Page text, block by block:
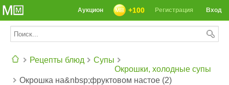
СЕГОДНЯ: 39142 РЕЦЕПТА
Вход
Регистрация
+100
Аукцион
Рецепты блюд
Супы
Окрошки, холодные супы
Окрошка на&nbsp;фруктовом настое (2)